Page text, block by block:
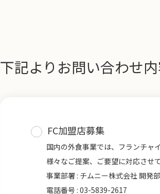
下記よりお問い合わせ
FC加盟店募集
国内の外食事業では、フランチャ
様々なご提案、ご要望に対応させ
事業部署 : チムニー株式会社 開発部
電話番号 : 03-5839-2617